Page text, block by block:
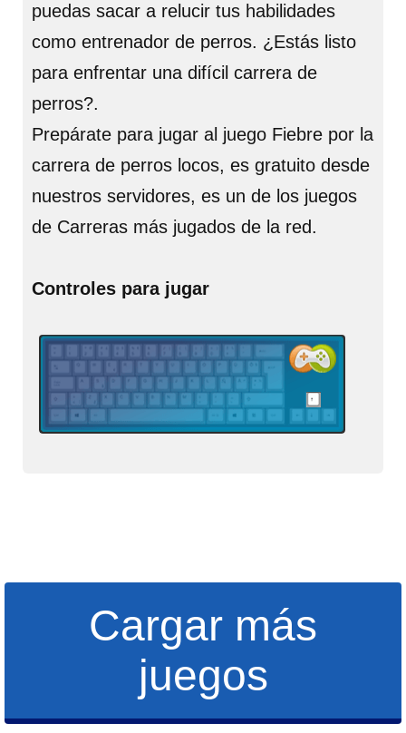
puedas sacar a relucir tus habilidades
como entrenador de perros. ¿Estás listo
para enfrentar una difícil carrera de
perros?.
Prepárate para jugar al juego Fiebre por la
carrera de perros locos, es gratuito desde
nuestros servidores, es un de los juegos
de Carreras más jugados de la red.
Controles para jugar
Cargar más
juegos